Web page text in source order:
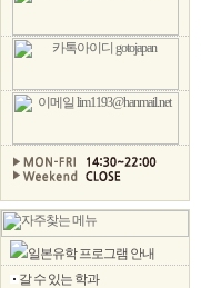
일본유학 프로그램 안내
갈 수 있는 학과